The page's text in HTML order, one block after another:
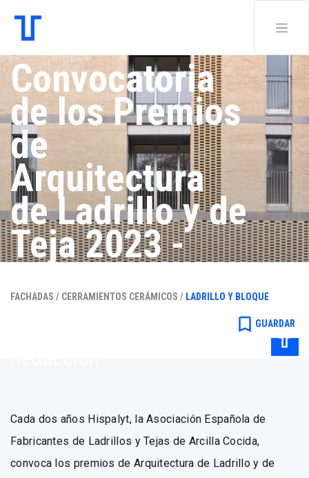
Convocatoria
de los Premios
de
Arquitectura
de Ladrillo y de
Teja 2023 -
2025 de
Hispalyt
FACHADAS / CERRAMIENTOS CERÁMICOS / LADRILLO Y BLOQUE
bookmark_border GUARDAR
Cada dos años Hispalyt, la Asociación Española de
Fabricantes de Ladrillos y Tejas de Arcilla Cocida,
convoca los premios de Arquitectura de Ladrillo y de